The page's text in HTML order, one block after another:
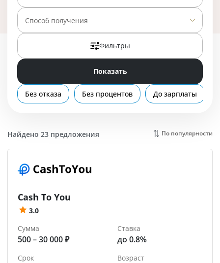
Бизнес
Способ получения
Фильтры
Показать
Без отказа Без процентов До зарплаты
Найдено 23 предложения По популярности
Cash To You
3.0
Сумма
500 – 30 000 ₽
Ставка
до 0.8%
Срок Возраст